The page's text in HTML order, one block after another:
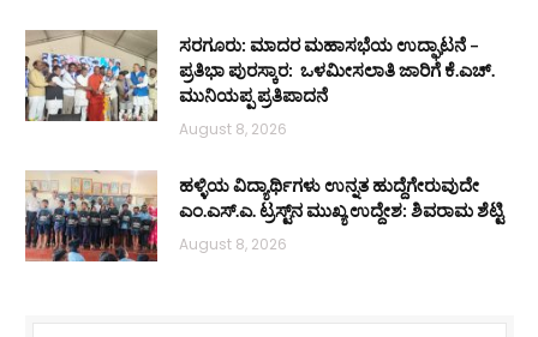
ಸರಗೂರು: ಮಾದರ ಮಹಾಸಭೆಯ ಉದ್ಘಾಟನೆ –
ಪ್ರತಿಭಾ ಪುರಸ್ಕಾರ: ಒಳಮೀಸಲಾತಿ ಜಾರಿಗೆ ಕೆ.ಎಚ್.
ಮುನಿಯಪ್ಪ ಪ್ರತಿಪಾದನೆ
August 8, 2026
ಹಳ್ಳಿಯ ವಿದ್ಯಾರ್ಥಿಗಳು ಉನ್ನತ ಹುದ್ದೆಗೇರುವುದೇ
ಎಂ.ಎಸ್.ಎ. ಟ್ರಸ್ಟ್‌ನ ಮುಖ್ಯ ಉದ್ದೇಶ: ಶಿವರಾಮ ಶೆಟ್ಟಿ
August 8, 2026